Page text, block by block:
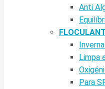
Anti
Limpa
Para